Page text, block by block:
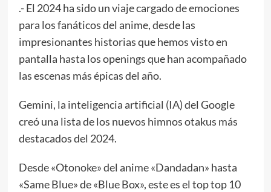
.- El 2024 ha sido un viaje cargado de emociones
para los fanáticos del anime, desde las
impresionantes historias que hemos visto en
pantalla hasta los openings que han acompañado
las escenas más épicas del año.
Gemini, la inteligencia artificial (IA) del Google
creó una lista de los nuevos himnos otakus más
destacados del 2024.
Desde «Otonoke» del anime «Dandadan» hasta
«Same Blue» de «Blue Box», este es el top top 10